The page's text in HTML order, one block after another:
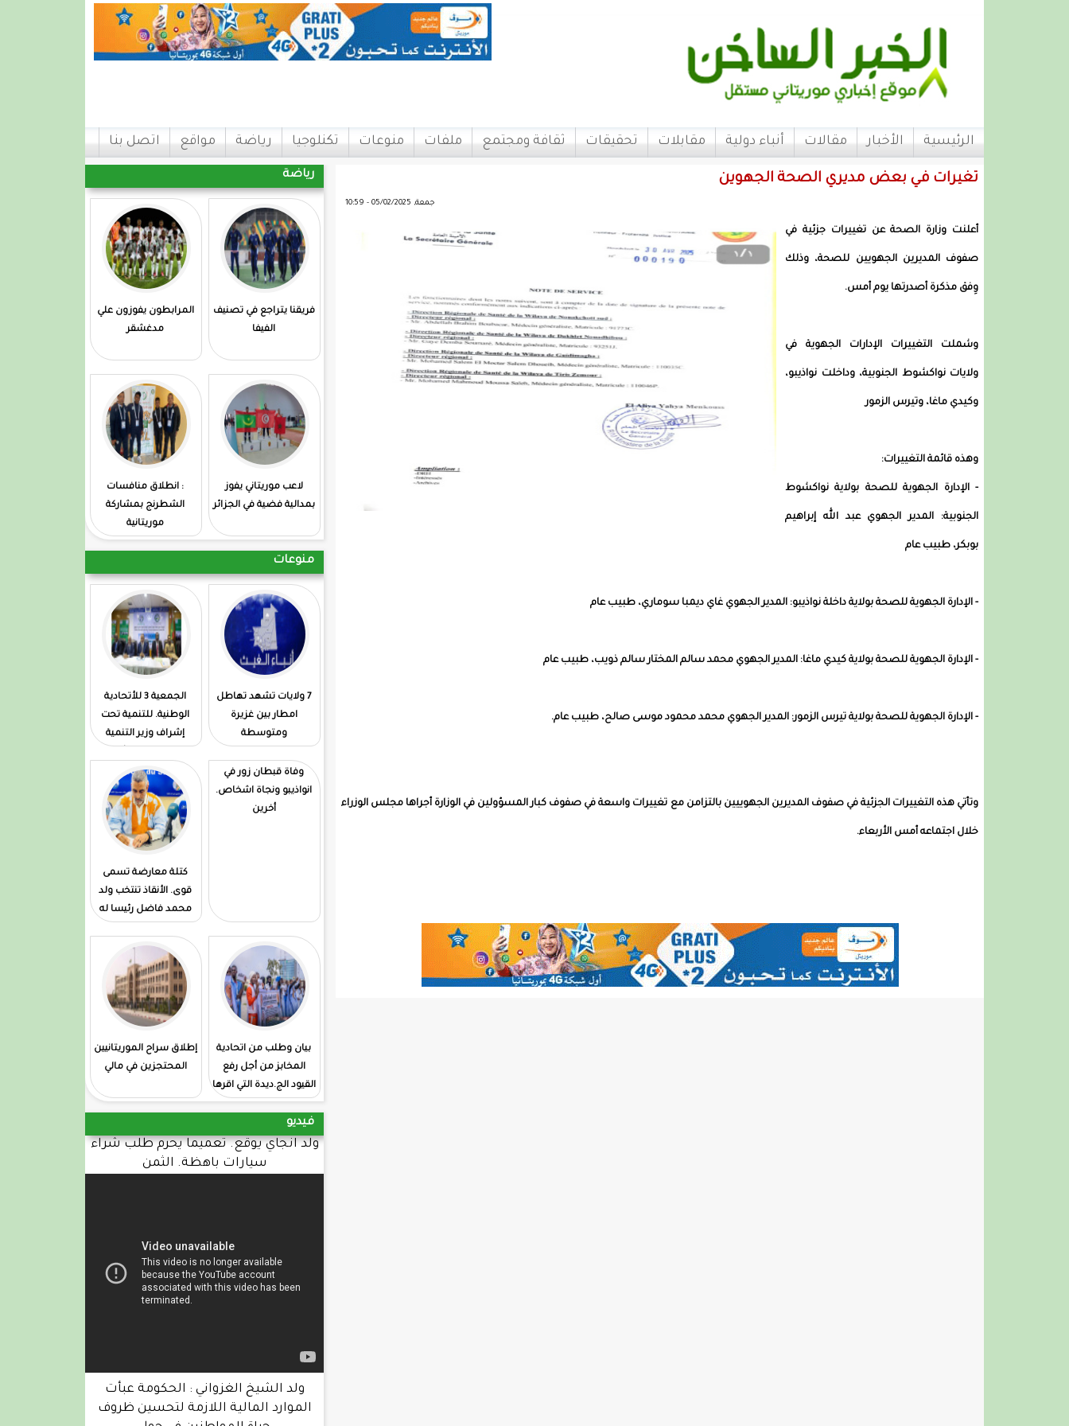
الرئيسية الأخبار مقالات أنباء دولية مقابلات تحقيقات ثقافة ومجتمع ملفات منوعات تكنلوجيا رياضة مواقع اتصل بنا
رياضة
فريقنا يتراجع في تصنيف
الفيفا
المرابطون يفوزون علي
مدغشقر
لاعب موريتاني يفوز
بمدالية فضية في الجزائر
: انطلاق منافسات
الشطرنج بمشاركة
موريتانية
منوعات
7 ولايات تشهد تهاطل
امطار بين غزيرة
ومتوسطة
الجمعية 3 للأتحادية
الوطنية. للتنمية تحت
إشراف وزير التنمية
المكتب. السابق
وفاة قبطان زور في
انواذيبو ونجاة اشخاص.
أخرين
كتلة معارضة تسمى
قوى. الأنقاذ تنتخب ولد
محمد فاضل رئيسا له
بيان وطلب من اتحادية
المخابز من أجل رفع
القيود الج.ديدة التي اقرها
المقرر الجديد الحكومي
إطلاق سراح الموريتانيين
المحتجزين في مالي
فيديو
ولد انجاي يوقع. تعميما يحرم طلب شراء
سيارات باهظة. الثمن
ولد الشيخ الغزواني : الحكومة عبأت
الموارد المالية اللازمة لتحسين ظروف
تغيرات في بعض مديري الصحة الجهوين
جمعة, 05/02/2025 - 10:59
أعلنت وزارة الصحة عن تغييرات جزئية في
صفوف المديرين الجهويين للصحة، وذلك
وِفق مذكرة أصدرتها يوم أمس.
وشملت التغييرات الإدارات الجهوية في
ولايات نواكشوط الجنوبية، وداخلت نواذيبو،
وكيدي ماغا، وتيرس الزمور
وهذه قائمة التغييرات:
- الإدارة الجهوية للصحة بولاية نواكشوط
الجنوبية: المدير الجهوي عبد الله إبراهيم
بوبكر، طبيب عام
- الإدارة الجهوية للصحة بولاية داخلة نواذيبو: المدير الجهوي غاي ديمبا سوماري، طبيب عام
- الإدارة الجهوية للصحة بولاية كيدي ماغا: المدير الجهوي محمد سالم المختار سالم ذويب، طبيب عام
-‏ الإدارة الجهوية للصحة بولاية تيرس الزمور: المدير الجهوي محمد محمود موسى صالح، طبيب عام.
وتأتي هذه التغييرات الجزئية في صفوف المديرين الجهوييين بالتزامن مع تغييرات واسعة في صفوف كبار المسؤولين في الوزارة أجراها مجلس الوزراء
خلال اجتماعه أمس الأربعاء.